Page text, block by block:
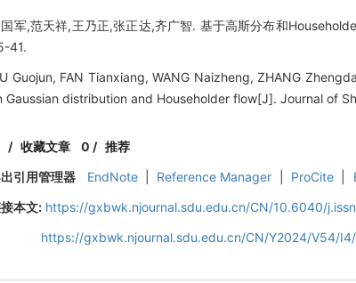
军,范天祥,王乃正,张正达,齐广智. 基于高斯分布和
41.
Guojun, FAN Tianxiang, WANG Naizheng, ZHANG
Gaussian distribution and Householder flow[J]. Journal of
/收藏文章 0 / 推荐
引用管理器
EndNote Reference Manager ProCite
本文: https://gxbwk.njournal.sdu.edu.cn/CN/10.6040/
https://gxbwk.njournal.sdu.edu.cn/CN/Y2024/V54/